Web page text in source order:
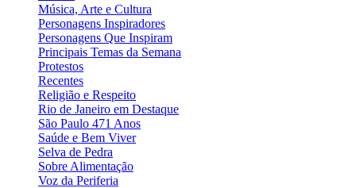
Música, Arte e Cultura
Personagens Inspiradores
Personagens Que Inspiram
Principais Temas da Semana
Protestos
Recentes
Religião e Respeito
Rio de Janeiro em Destaque
São Paulo 471 Anos
Saúde e Bem Viver
Selva de Pedra
Sobre Alimentação
Voz da Periferia